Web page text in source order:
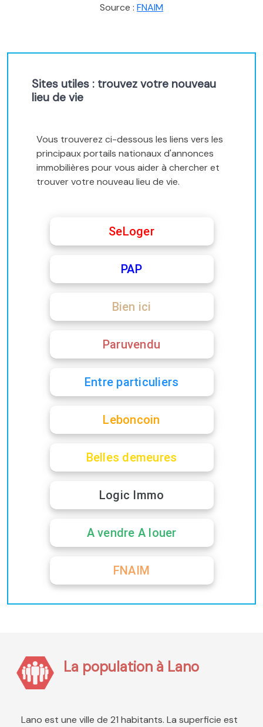
Source : FNAIM
Sites utiles : trouvez votre nouveau
lieu de vie
Vous trouverez ci-dessous les liens vers les
principaux portails nationaux d'annonces
immobilières pour vous aider à chercher et
trouver votre nouveau lieu de vie.
SeLoger
PAP
Bien ici
Paruvendu
Entre particuliers
Leboncoin
Belles demeures
Logic Immo
A vendre A louer
FNAIM
La population à Lano
Lano est une ville de 21 habitants. La superficie est